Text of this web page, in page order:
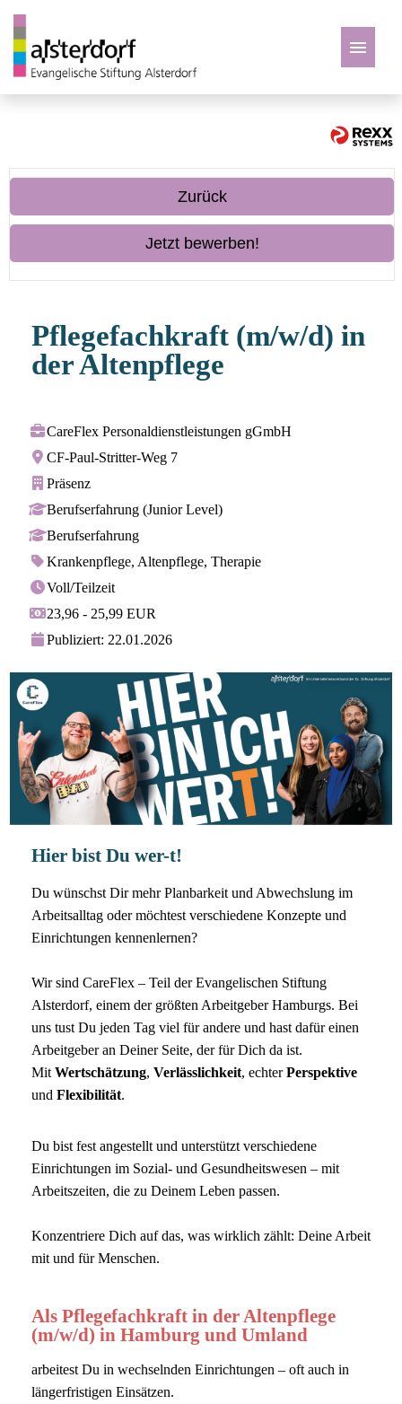
Zurück
Jetzt bewerben!
Pflegefachkraft (m/w/d) in
der Altenpflege
CareFlex Personaldienstleistungen gGmbH
CF-Paul-Stritter-Weg 7
Präsenz
Berufserfahrung (Junior Level)
Berufserfahrung
Krankenpflege, Altenpflege, Therapie
Voll/Teilzeit
23,96 - 25,99 EUR
Publiziert: 22.01.2026
Hier bist Du wer-t!
Du wünschst Dir mehr Planbarkeit und Abwechslung im
Arbeitsalltag oder möchtest verschiedene Konzepte und
Einrichtungen kennenlernen?
Wir sind CareFlex – Teil der Evangelischen Stiftung
Alsterdorf, einem der größten Arbeitgeber Hamburgs. Bei
uns tust Du jeden Tag viel für andere und hast dafür einen
Arbeitgeber an Deiner Seite, der für Dich da ist.
Mit Wertschätzung, Verlässlichkeit, echterPerspektive
und Flexibilität.
Du bist fest angestellt und unterstützt verschiedene
Einrichtungen im Sozial- und Gesundheitswesen – mit
Arbeitszeiten, die zu Deinem Leben passen.
Konzentriere Dich auf das, was wirklich zählt: Deine Arbeit
mit und für Menschen.
Als Pflegefachkraft in der Altenpflege
(m/w/d) in Hamburg und Umland
arbeitest Du in wechselnden Einrichtungen – oft auch in
längerfristigen Einsätzen.